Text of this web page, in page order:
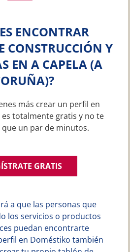
ENCONTRAR
CONSTRUCCIÓN Y
EN A CAPELA (A
más crear un perfil en
totalmente gratis y no te
que un par de minutos.
GRATIS
a que las personas que
los servicios o productos
puedan encontrarte
en Doméstiko también